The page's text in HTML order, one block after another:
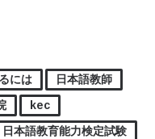
には
日本語教師
kec
日本語教育能力検定試験